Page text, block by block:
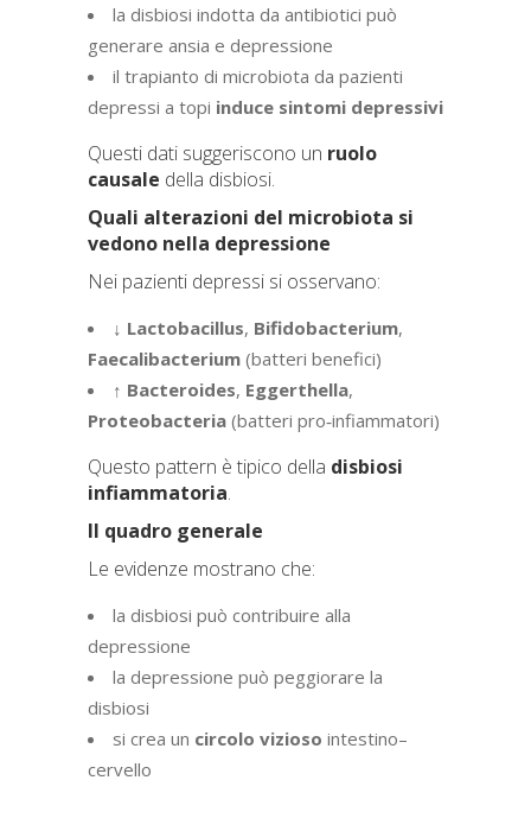
la disbiosi indotta da antibiotici può
generare ansia e depressione
il trapianto di microbiota da pazienti
depressi a topi induce sintomi depressivi
Questi dati suggeriscono un ruolo
causale della disbiosi.
Quali alterazioni del microbiota si
vedono nella depressione
Nei pazienti depressi si osservano:
↓ Lactobacillus, Bifidobacterium,
Faecalibacterium (batteri benefici)
↑ Bacteroides, Eggerthella,
Proteobacteria (batteri pro‑infiammatori)
Questo pattern è tipico della disbiosi
infiammatoria.
Il quadro generale
Le evidenze mostrano che:
la disbiosi può contribuire alla
depressione
la depressione può peggiorare la
disbiosi
si crea un circolo vizioso intestino–
cervello